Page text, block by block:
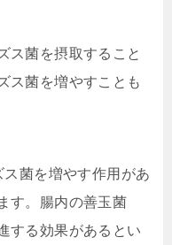
ス菌を摂取すること
ス菌を増やすことも
ス菌を増やす作用があ
す。腸内の善玉菌
する効果がある とい